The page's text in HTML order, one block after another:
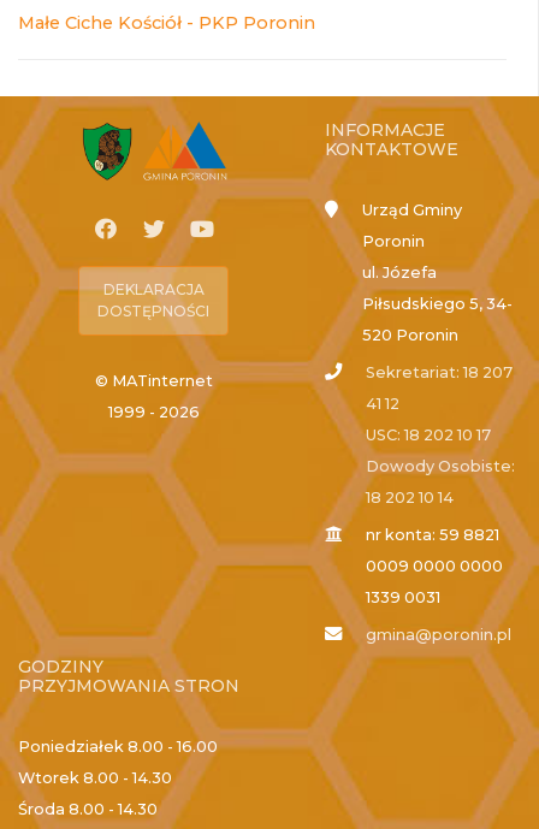
Małe Ciche Kościół - PKP Poronin
DEKLARACJA
DOSTĘPNOŚCI
© MATinternet
1999 - 2026
INFORMACJE
KONTAKTOWE
Urząd Gminy
Poronin
ul. Józefa
Piłsudskiego 5, 34-
520 Poronin
Sekretariat: 18 207
41 12
USC: 18 202 10 17
Dowody Osobiste:
18 202 10 14
nr konta: 59 8821
0009 0000 0000
1339 0031
gmina@poronin.pl
GODZINY
PRZYJMOWANIA STRON
Poniedziałek 8.00 - 16.00
Wtorek 8.00 - 14.30
Środa 8.00 - 14.30